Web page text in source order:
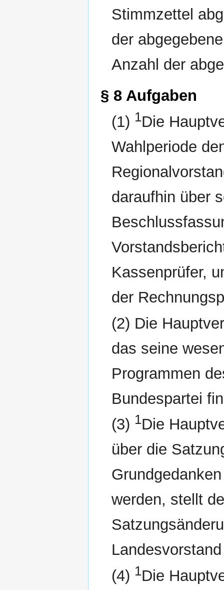
Stimmzettel
der
Anzahl der
§ 8 Aufgaben
(1) 1Die
Wahlperiode
daraufhin über
Kassenprüfer,
der
(2) Die
das seine
Programmen
Bundespartei
(3) 1Die
über die
werden, stellt
(4) 1Die